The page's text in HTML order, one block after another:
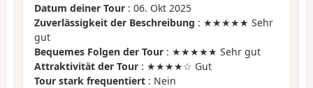
Datum deiner Tour : 06. Okt 2025
Zuverlässigkeit der Beschreibung : ★★★★★ Sehr
gut
Bequemes Folgen der Tour : ★★★★★ Sehr gut
Attraktivität der Tour : ★★★★☆ Gut
Tour stark frequentiert : Nein